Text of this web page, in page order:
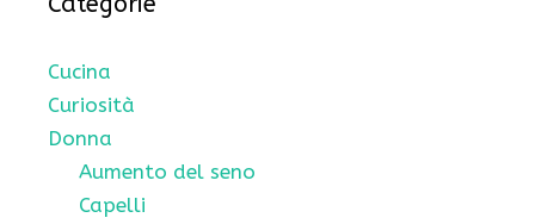
Cucina
Curiosità
Donna
Aumento del seno
Capelli